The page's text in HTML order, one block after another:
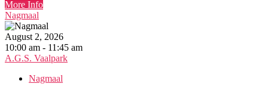
More Info
Nagmaal
August 2, 2026
10:00 am - 11:45 am
A.G.S. Vaalpark
Nagmaal